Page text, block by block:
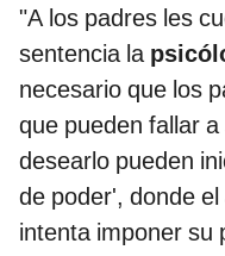
"A los padres les
sentencia la
necesario que los
que pueden fallar a
desearlo pueden
de poder', donde el
intenta imponer su